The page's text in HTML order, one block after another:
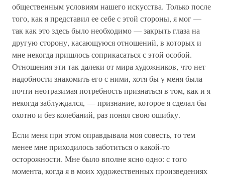
общественным условиям нашего искусства. Только после
того, как я представил ее себе с этой стороны, я мог —
так как это здесь было необходимо — закрыть глаза на
другую сторону, касающуюся отношений, в которых и
мне некогда пришлось соприкасаться с этой особой.
Отношения эти так далеки от мира художников, что нет
надобности знакомить его с ними, хотя бы у меня была
почти неотразимая потребность признаться в том, как и я
некогда заблуждался, — признание, которое я сделал бы
охотно и без колебаний, раз понял свою ошибку.
Если меня при этом оправдывала моя совесть, то тем
менее мне приходилось заботиться о какой-то
осторожности. Мне было вполне ясно одно: с того
момента, когда я в моих художественных произведениях